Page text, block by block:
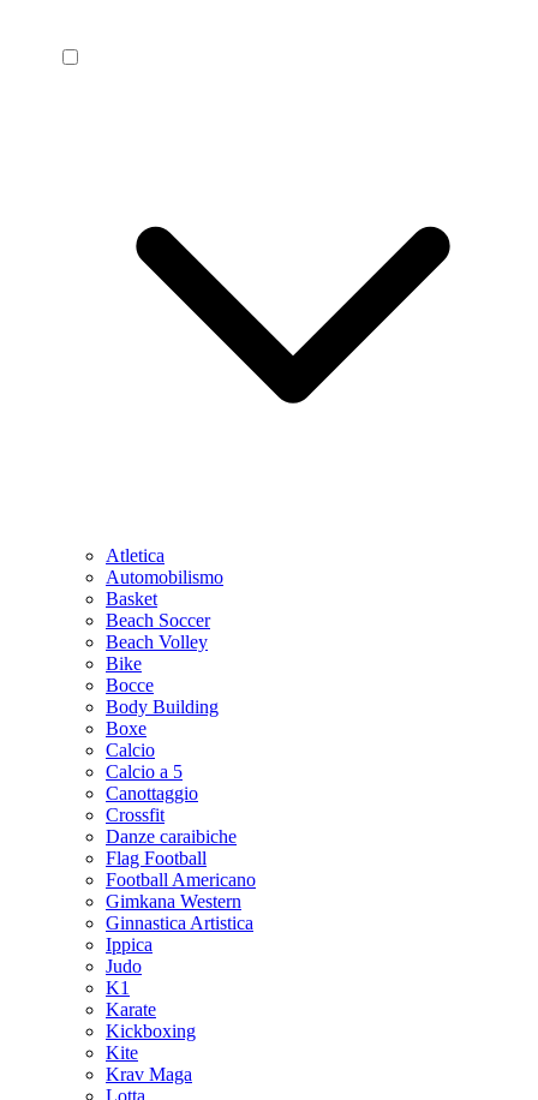
Atletica
Automobilismo
Basket
Beach Soccer
Beach Volley
Bike
Bocce
Body Building
Boxe
Calcio
Calcio a 5
Canottaggio
Crossfit
Danze caraibiche
Flag Football
Football Americano
Gimkana Western
Ginnastica Artistica
Ippica
Judo
K1
Karate
Kickboxing
Kite
Krav Maga
Lotta